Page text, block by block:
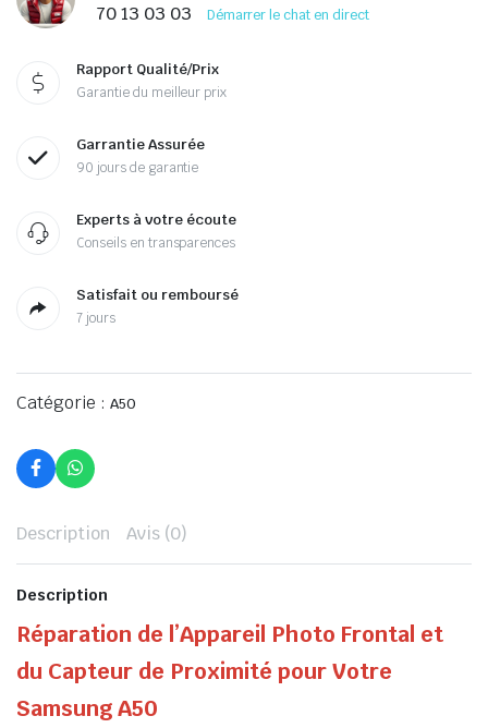
70 13 03 03 Démarrer le chat en direct
Rapport Qualité/Prix
Garantie du meilleur prix
Garrantie Assurée
90 jours de garantie
Experts à votre écoute
Conseils en transparences
Satisfait ou remboursé
7 jours
Catégorie : A50
Description Avis (0)
Description
Réparation de l’Appareil Photo Frontal et
du Capteur de Proximité pour Votre
Samsung A50